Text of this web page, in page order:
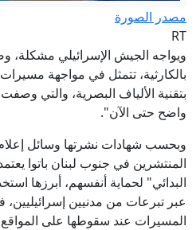
مصدر الصورة
RT
ويواجه الجيش الإسرائيلي مشكلة،
بالكارثية، تتمثل في مواجهة مسيرات
بتقنية الألياف البصرية، والتي
واضح حتى الآن".
وبحسب شهادات نشرتها وسائل إعلام
المنتشرين في جنوب لبنان باتوا
البدائي" لحماية أنفسهم، أبرزها
عبر تبرعات من مدنيين إسرائيليين،
المسيرات عند سقوطها على